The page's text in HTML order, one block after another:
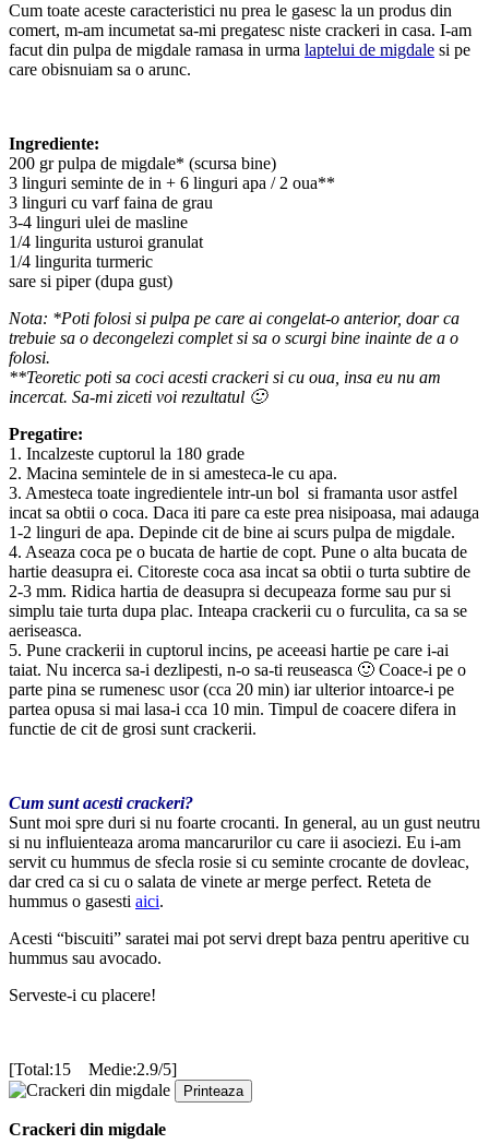
Cum toate aceste caracteristici nu prea le gasesc la un produs din
comert, m-am incumetat sa-mi pregatesc niste crackeri in casa. I-am
facut din pulpa de migdale ramasa in urma laptelui de migdale si pe
care obisnuiam sa o arunc.
Ingrediente:
200 gr pulpa de migdale* (scursa bine)
3 linguri seminte de in + 6 linguri apa / 2 oua**
3 linguri cu varf faina de grau
3-4 linguri ulei de masline
1/4 lingurita usturoi granulat
1/4 lingurita turmeric
sare si piper (dupa gust)
Nota: *Poti folosi si pulpa pe care ai congelat-o anterior, doar ca
trebuie sa o decongelezi complet si sa o scurgi bine inainte de a o
folosi.
**Teoretic poti sa coci acesti crackeri si cu oua, insa eu nu am
incercat. Sa-mi ziceti voi rezultatul 🙂
Pregatire:
1. Incalzeste cuptorul la 180 grade
2. Macina semintele de in si amesteca-le cu apa.
3. Amesteca toate ingredientele intr-un bol si framanta usor astfel
incat sa obtii o coca. Daca iti pare ca este prea nisipoasa, mai adauga
1-2 linguri de apa. Depinde cit de bine ai scurs pulpa de migdale.
4. Aseaza coca pe o bucata de hartie de copt. Pune o alta bucata de
hartie deasupra ei. Citoreste coca asa incat sa obtii o turta subtire de
2-3 mm. Ridica hartia de deasupra si decupeaza forme sau pur si
simplu taie turta dupa plac. Inteapa crackerii cu o furculita, ca sa se
aeriseasca.
5. Pune crackerii in cuptorul incins, pe aceeasi hartie pe care i-ai
taiat. Nu incerca sa-i dezlipesti, n-o sa-ti reuseasca 🙂 Coace-i pe o
parte pina se rumenesc usor (cca 20 min) iar ulterior intoarce-i pe
partea opusa si mai lasa-i cca 10 min. Timpul de coacere difera in
functie de cit de grosi sunt crackerii.
Cum sunt acesti crackeri?
Sunt moi spre duri si nu foarte crocanti. In general, au un gust neutru
si nu influienteaza aroma mancarurilor cu care ii asociezi. Eu i-am
servit cu hummus de sfecla rosie si cu seminte crocante de dovleac,
dar cred ca si cu o salata de vinete ar merge perfect. Reteta de
hummus o gasesti aici.
Acesti “biscuiti” saratei mai pot servi drept baza pentru aperitive cu
hummus sau avocado.
Serveste-i cu placere!
[Total:15 Medie:2.9/5]
Printeaza
Crackeri din migdale